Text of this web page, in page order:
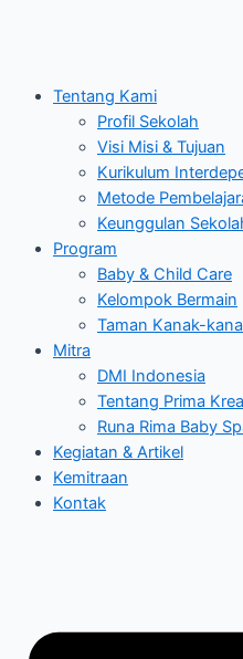
Tentang Kami
Profil Sekolah
Visi Misi & Tujuan
Kurikulum
Metode
Keunggulan
Program
Baby & Child Care
Kelompok Bermain
Taman Kanak-
Mitra
DMI Indonesia
Tentang Prima
Runa Rima Baby
Kegiatan & Artikel
Kemitraan
Kontak